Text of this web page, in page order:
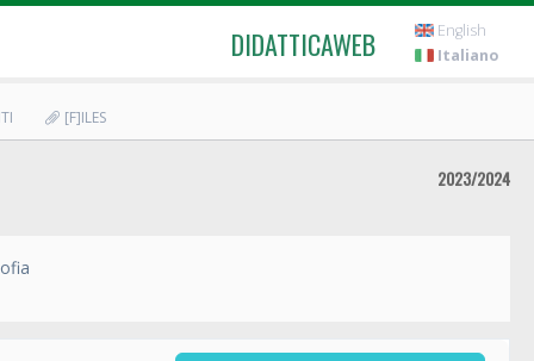
DIDATTICAWEB
English
Italiano
[F]ILES
2023/2024